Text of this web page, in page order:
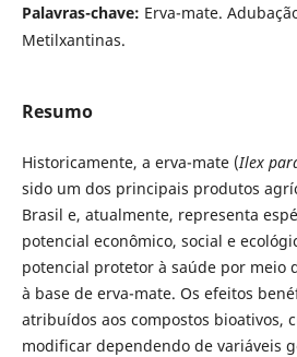
Palavras-chave: Erva-mate.
Metilxantinas.
Resumo
Historicamente, a erva-mate (Ilex
sido um dos principais produtos
Brasil e, atualmente, representa
potencial econômico, social e
potencial protetor à saúde por meio
à base de erva-mate. Os efeitos
atribuídos aos compostos bioativos,
modificar dependendo de variáveis